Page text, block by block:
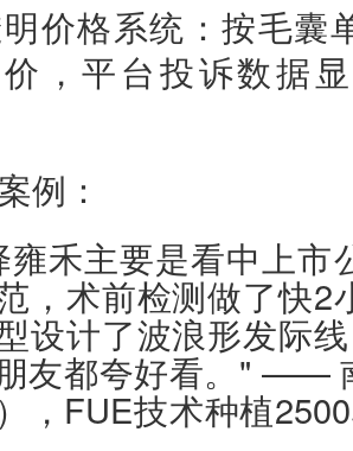
价格系统：按毛囊
，平台投诉数据
例：
雍禾主要是看中上市
，术前检测做了快2
设计了波浪形发际
友都夸好看。" ——
，FUE技术种植